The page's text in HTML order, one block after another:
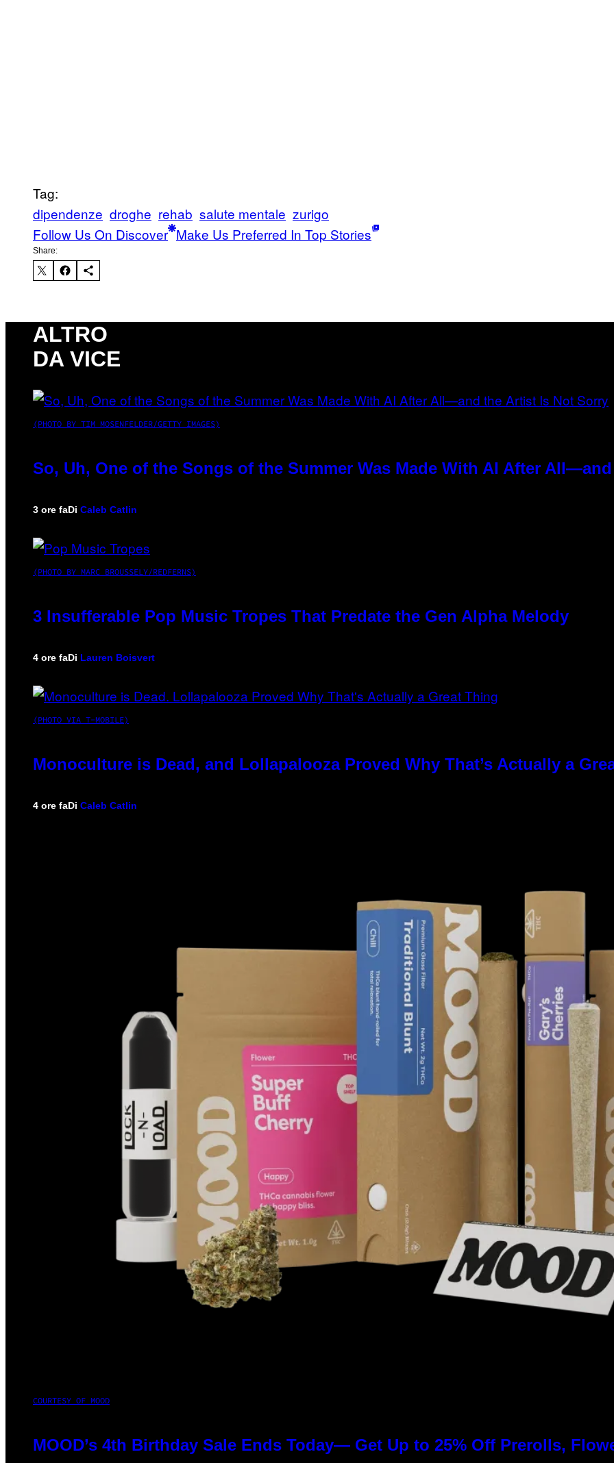
Tag:
dipendenze droghe rehab salute mentale zurigo
Follow Us On Discover Make Us Preferred In Top Stories
Share:
ALTRO
DA VICE
(PHOTO BY TIM MOSENFELDER/GETTY IMAGES)
So, Uh, One of the Songs of the Summer Was Made With AI After
3 ore faDi Caleb Catlin
(PHOTO BY MARC BROUSSELY/REDFERNS)
3 Insufferable Pop Music Tropes That Predate the Gen Alpha Melody
4 ore faDi Lauren Boisvert
(PHOTO VIA T-MOBILE)
Monoculture is Dead, and Lollapalooza Proved Why That’s Actually a
4 ore faDi Caleb Catlin
COURTESY OF MOOD
MOOD’s 4th Birthday Sale Ends Today— Get Up to 25% Off Prerolls,